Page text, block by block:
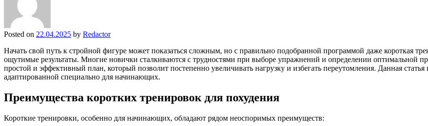
Posted on 22.04.2025 by Redactor
Начать свой путь к стройной фигуре может показаться сложным, но с правильно подобранной программой даже короткая
ощутимые результаты. Многие новички сталкиваются с трудностями при выборе упражнений и определении оптимальной
простой и эффективный план, который позволит постепенно увеличивать нагрузку и избегать переутомления. Данная
адаптированной специально для начинающих.
Преимущества коротких тренировок для похудения
Короткие тренировки, особенно для начинающих, обладают рядом неоспоримых преимуществ: